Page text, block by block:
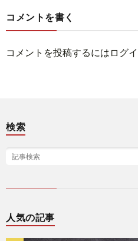
コメントを書く
コメントを投稿するには ログ
検索
人気の記事